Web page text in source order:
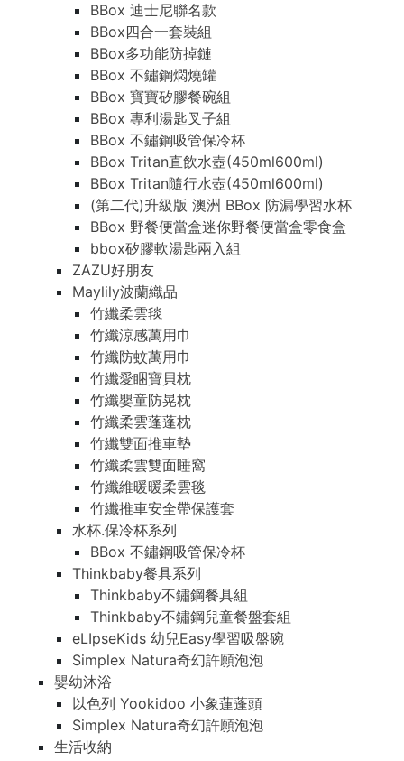
BBox 迪士尼聯名款
BBox四合一套裝組
BBox多功能防掉鏈
BBox 不鏽鋼燜燒罐
BBox 寶寶矽膠餐碗組
BBox 專利湯匙叉子組
BBox 不鏽鋼吸管保冷杯
BBox Tritan直飲水壺(450ml600ml)
BBox Tritan隨行水壺(450ml600ml)
(第二代)升級版 澳洲 BBox 防漏學習水杯
BBox 野餐便當盒迷你野餐便當盒零食盒
bbox矽膠軟湯匙兩入組
ZAZU好朋友
Maylily波蘭織品
竹纖柔雲毯
竹纖涼感萬用巾
竹纖防蚊萬用巾
竹纖愛睏寶貝枕
竹纖嬰童防晃枕
竹纖柔雲蓬蓬枕
竹纖雙面推車墊
竹纖柔雲雙面睡窩
竹纖維暖暖柔雲毯
竹纖推車安全帶保護套
水杯.保冷杯系列
BBox 不鏽鋼吸管保冷杯
Thinkbaby餐具系列
Thinkbaby不鏽鋼餐具組
Thinkbaby不鏽鋼兒童餐盤套組
eLIpseKids 幼兒Easy學習吸盤碗
Simplex Natura奇幻許願泡泡
嬰幼沐浴
以色列 Yookidoo 小象蓮蓬頭
Simplex Natura奇幻許願泡泡
生活收納